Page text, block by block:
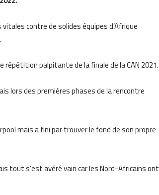
contre de solides équipes d’Afrique
répétition palpitante de la finale de la CAN 2021.
lors des premières phases de la rencontre
mais a fini par trouver le fond de son propre
tout s’est avéré vain car les Nord-Africains ont